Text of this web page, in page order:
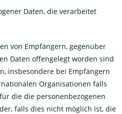
Daten, die verarbeitet
von Empfängern, gegenüber
Daten offengelegt worden sind
insbesondere bei Empfängern
Organisationen falls
die die personenbezogenen
falls dies nicht möglich ist, die